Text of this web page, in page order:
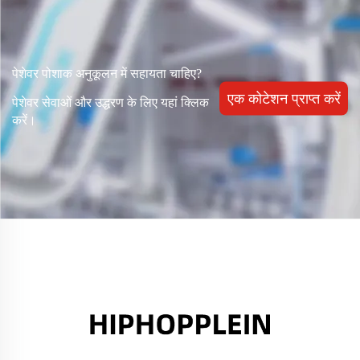
पेशेवर पोशाक अनुकूलन में सहायता चाहिए?
पेशेवर सेवाओं और उद्धरण के लिए यहां क्लिक
करें।
एक कोटेशन प्राप्त करें